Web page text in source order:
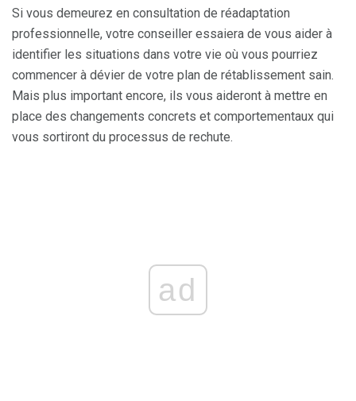
Si vous demeurez en consultation de réadaptation
professionnelle, votre conseiller essaiera de vous aider à
identifier les situations dans votre vie où vous pourriez
commencer à dévier de votre plan de rétablissement sain.
Mais plus important encore, ils vous aideront à mettre en
place des changements concrets et comportementaux qui
vous sortiront du processus de rechute.
ad